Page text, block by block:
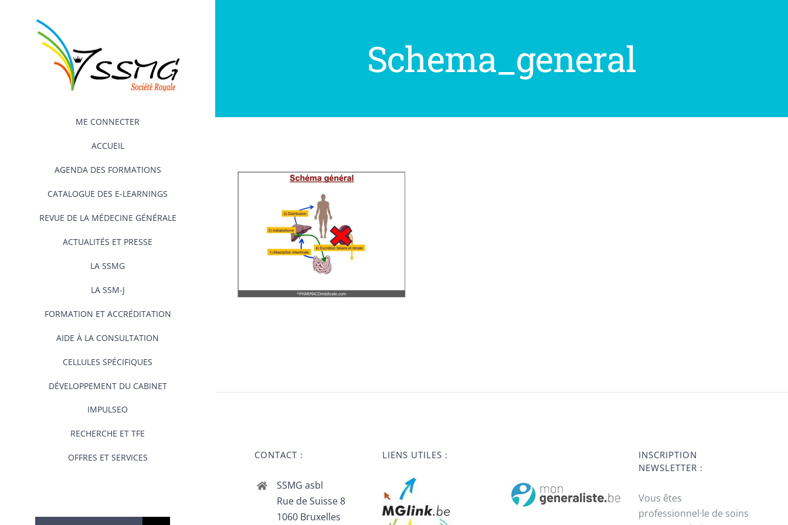
ME CONNECTER
ACCUEIL
AGENDA DES FORMATIONS
CATALOGUE DES E-LEARNINGS
REVUE DE LA MÉDECINE GÉNÉRALE
ACTUALITÉS ET PRESSE
LA SSMG
LA SSM-J
FORMATION ET ACCRÉDITATION
AIDE À LA CONSULTATION
CELLULES SPÉCIFIQUES
DÉVELOPPEMENT DU CABINET
IMPULSEO
RECHERCHE ET TFE
OFFRES ET SERVICES
Schema_general
CONTACT :
SSMG asbl
Rue de Suisse 8
1060 Bruxelles
LIENS UTILES :
INSCRIPTION
NEWSLETTER :
Vous êtes
professionnel·le de soins